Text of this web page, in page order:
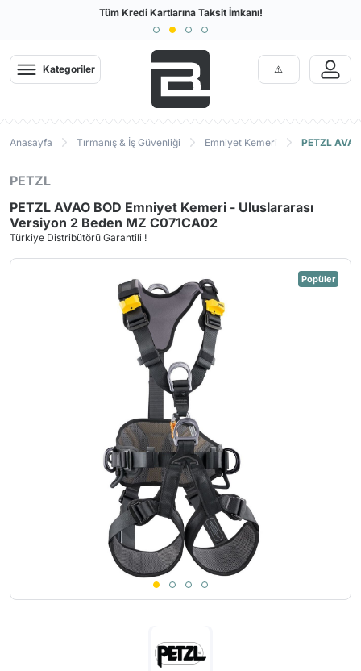
Türkiye'nin En Büyük Outdoor Sitesi
Tüm Kredi Kartlarına Taksit İmkanı!
Kategoriler
Anasayfa Tırmanış & İş Güvenliği Emniyet Kemeri PETZL
PETZL
PETZL AVAO BOD Emniyet Kemeri - Uluslararası
Versiyon 2 Beden MZ C071CA02
Türkiye Distribütörü Garantili !
Popüler